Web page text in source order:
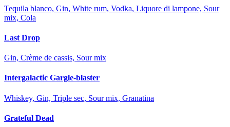
Tequila blanco, Gin, White rum, Vodka, Liquore di lampone, Sour
mix, Cola
Last Drop
Gin, Crème de cassis, Sour mix
Intergalactic Gargle-blaster
Whiskey, Gin, Triple sec, Sour mix, Granatina
Grateful Dead